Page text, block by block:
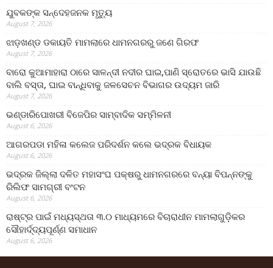
ଯୁବକଙ୍କ ସନ୍ଦେହଜନକ ମୃତ୍ୟୁ
August 7, 2026
ଝାଡ଼ଖଣ୍ଡ ଡକାୟତି ମାମଲାରେ ଧାମନଗରରୁ ଜଣେ ଗିରଫ
August 7, 2026
ବାରୋ କୁଆମାହାରା ଠାରେ ସାଳନ୍ଦୀ ନଦୀର ଘାଇ,ପାଣି ସ୍ରୋତରେ ଭାସି ଯାଉଛି
ବାଲି ବସ୍ତା, ଘାଇ ବାନ୍ଧିବାକୁ ଜଳସେଚନ ବିଭାଗର ଉଦ୍ୟମ ଜାରି
August 7, 2026
ଭଣ୍ଡାରିପୋଖରୀ ବିଜେପିର ସାମ୍ବାଦିକ ସମ୍ମିଳନୀ
August 6, 2026
ଆଗରପଡା ମହିଳା କଲେଜ ପରିଦର୍ଶନ କଲେ ଭଦ୍ରକ ବିଧାୟକ
August 6, 2026
ଭଦ୍ରକ ଜିଲ୍ଲା ଦଳିତ ମହାସଂଘ ପକ୍ଷରୁ ଧାମନଗରରେ ବନ୍ୟା ବିପନ୍ନଙ୍କୁ
ରିଲିଫ ସାମଗ୍ରୀ ବଂଟନ
August 6, 2026
ରାଷ୍ଟ୍ର ପାଇଁ ମଧ୍ୟସ୍ଥତା ୩.୦ ମାଧ୍ୟମରେ ବିଚାରାଧୀନ ମାମଲାଗୁଡ଼ିକର
ସୌହାର୍ଦ୍ଦ୍ୟପୂର୍ଣ୍ଣ ସମାଧାନ
August 6, 2026